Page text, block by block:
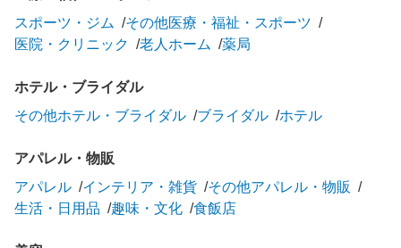
スポーツ・ジム
その他医療・福祉・スポーツ
医院・クリニック
老人ホーム 薬局
ホテル・ブライダル
その他ホテル・ブライダル
ブライダル ホテル
アパレル・物販
アパレル
インテリア・雑貨
その他アパレル・物販
生活・日用品
趣味・文化 食飯店